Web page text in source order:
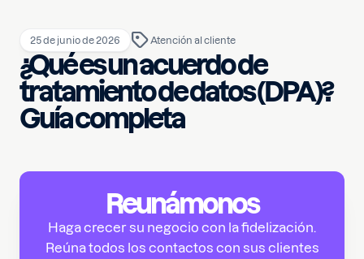
25 de junio de 2026 Atención al cliente
¿Qué es un acuerdo de
tratamiento de datos (DPA)?
Guía completa
Reunámonos
Haga crecer su negocio con la fidelización.
Reúna todos los contactos con sus clientes